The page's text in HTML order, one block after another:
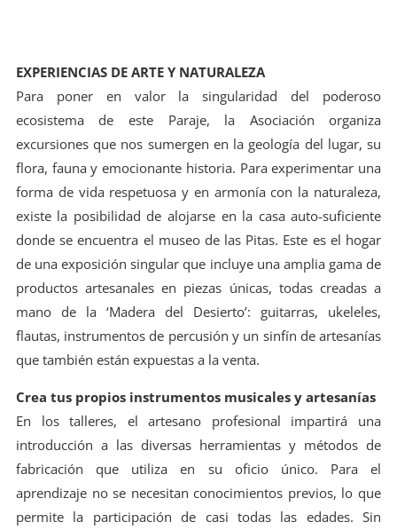
EXPERIENCIAS DE ARTE Y NATURALEZA
Para poner en valor la singularidad del poderoso
ecosistema de este Paraje, la Asociación organiza
excursiones que nos sumergen en la geología del lugar, su
flora, fauna y emocionante historia. Para experimentar una
forma de vida respetuosa y en armonía con la naturaleza,
existe la posibilidad de alojarse en la casa auto-suficiente
donde se encuentra el museo de las Pitas. Este es el hogar
de una exposición singular que incluye una amplia gama de
productos artesanales en piezas únicas, todas creadas a
mano de la ‘Madera del Desierto’: guitarras, ukeleles,
flautas, instrumentos de percusión y un sinfín de artesanías
que también están expuestas a la venta.
Crea tus propios instrumentos musicales y artesanías
En los talleres, el artesano profesional impartirá una
introducción a las diversas herramientas y métodos de
fabricación que utiliza en su oficio único. Para el
aprendizaje no se necesitan conocimientos previos, lo que
permite la participación de casi todas las edades. Sin